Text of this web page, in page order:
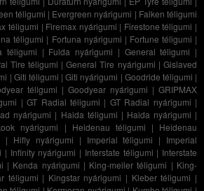
téligumi | Evergreen nyárigumi | Falken téligumi
téligumi | Firemax nyárigumi | Firestone téligumi |
téligumi | Fortuna nyárigumi | Fortune téligumi |
téligumi | Fulda nyárigumi | General téligumi |
Tire téligumi |General Tire nyárigumi |Gislaved
| Giti téligumi |Giti nyárigumi | Goodride téligumi |
téligumi | Goodyear nyárigumi | GRIPMAX
|GT Radial téligumi | GT Radial nyárigumi |
nyárigumi | Haida téligumi | Haida nyárigumi |
nyárigumi | Heidenau téligumi | Heidenau
| Hifly nyárigumi | Imperial téligumi | Imperial
| Infinity nyárigumi | Interstate téligumi | Interstate
| Kenda nyárigumi | King-meiler téligumi | King-
téligumi | Kingstar nyárigumi | Kleber téligumi |